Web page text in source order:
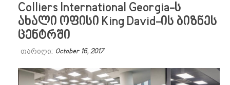
Colliers International Georgia-ს
ახალი ოფისი King David-ის ბიზნეს
ცენტრში
თარიღი: October 16, 2017